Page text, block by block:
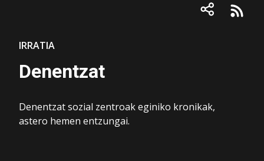
IRRATIA
Denentzat
Denentzat sozial zentroak eginiko kronikak,
astero hemen entzungai.